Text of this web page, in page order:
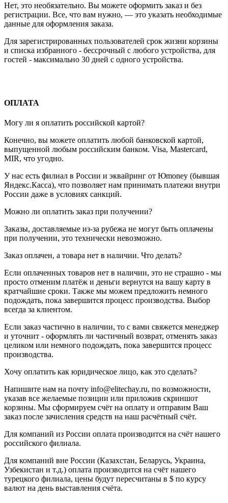
Нет, это необязательно. Вы можете оформить заказ и без
регистрации. Все, что вам нужно, — это указать необходимые
данные для оформления заказа.
Для зарегистрированных пользователей срок жизни корзины
и списка избранного - бессрочный с любого устройства, для
гостей - максимально 30 дней с одного устройства.
ОПЛАТА
Могу ли я оплатить российской картой?
Конечно, вы можете оплатить любой банковской картой,
выпущенной любым российским банком. Visa, Mastercard,
MIR, что угодно.
У нас есть филиал в России и эквайринг от Юmoney (бывшая
Яндекс.Касса), что позволяет нам принимать платежи внутри
России даже в условиях санкций.
Можно ли оплатить заказ при получении?
Заказы, доставляемые из-за рубежа не могут быть оплачены
при получении, это технически невозможно.
Заказ оплачен, а товара нет в наличии. Что делать?
Если оплаченных товаров нет в наличии, это не страшно - мы
просто отменим платёж и деньги вернутся на вашу карту в
кратчайшие сроки. Также мы можем предложить немного
подождать, пока завершится процесс производства. Выбор
всегда за клиентом.
Если заказ частично в наличии, то с вами свяжется менеджер
и уточнит - оформлять ли частичный возврат, отменять заказ
целиком или немного подождать, пока завершится процесс
производства.
Хочу оплатить как юридическое лицо, как это сделать?
Напишите нам на почту info@elitechay.ru, по возможности,
указав все желаемые позиции или приложив скриншот
корзины. Мы сформируем счёт на оплату и отправим Ваш
заказ после зачисления средств на наш расчётный счёт.
Для компаний из России оплата производится на счёт нашего
российского филиала.
Для компаний вне России (Казахстан, Беларусь, Украина,
Узбекистан и т.д.) оплата производится на счёт нашего
турецкого филиала, цены будут пересчитаны в $ по курсу
валют на день выставления счёта.